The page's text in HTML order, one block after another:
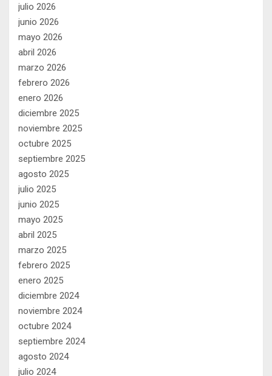
julio 2026
junio 2026
mayo 2026
abril 2026
marzo 2026
febrero 2026
enero 2026
diciembre 2025
noviembre 2025
octubre 2025
septiembre 2025
agosto 2025
julio 2025
junio 2025
mayo 2025
abril 2025
marzo 2025
febrero 2025
enero 2025
diciembre 2024
noviembre 2024
octubre 2024
septiembre 2024
agosto 2024
julio 2024